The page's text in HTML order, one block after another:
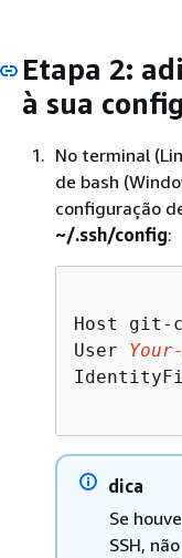
Etapa 2:
à sua
No terminal
de bash
configuração
~/.ssh/config:
Host git-
User
dica
Se
SSH,